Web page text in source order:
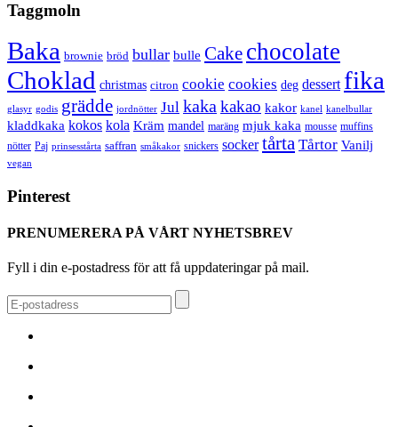
Taggmoln
Baka brownie bröd bullar bulle Cake chocolate
Choklad christmas citron cookie cookies deg dessert fika
glasyr godis grädde jordnötter Jul kaka kakao kakor kanel kanelbullar
kladdkaka kokos kola Kräm mandel maräng mjuk kaka mousse muffins
nötter Paj prinsesstårta saffran småkakor snickers socker tårta Tårtor Vanilj
vegan
Pinterest
PRENUMERERA PÅ VÅRT NYHETSBREV
Fyll i din e-postadress för att få uppdateringar på mail.